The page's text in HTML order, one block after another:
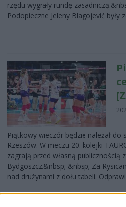
rzędu wygrały rundę
Podopieczne Jeleny Blagojević były
Piątkowy wieczór będzie należał do
Rzeszów. W meczu 20. kolejki
zagrają przed własną publicznością
Bydgoszcz.&nbsp; &nbsp; Za
nad drużynami z dołu tabeli.